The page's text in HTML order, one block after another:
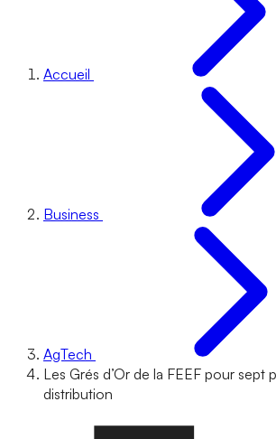
Accueil
Business
AgTech
Les Grés d’Or de la FEEF pour sept
distribution